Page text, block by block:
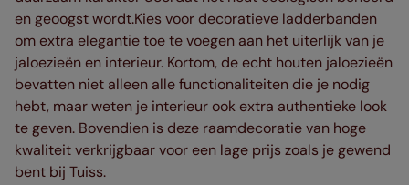
en geoogst wordt.Kies voor decoratieve ladderbanden
om extra elegantie toe te voegen aan het uiterlijk van je
jaloezieën en interieur. Kortom, de echt houten jaloezieën
bevatten niet alleen alle functionaliteiten die je nodig
hebt, maar weten je interieur ook extra authentieke look
te geven. Bovendien is deze raamdecoratie van hoge
kwaliteit verkrijgbaar voor een lage prijs zoals je gewend
bent bij Tuiss.